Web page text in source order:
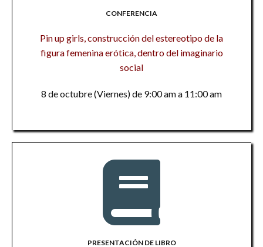
CONFERENCIA
Pin up girls, construcción del estereotipo de la
figura femenina erótica, dentro del imaginario
social
8 de octubre (Viernes) de 9:00 am a 11:00 am
PRESENTACIÓN DE LIBRO